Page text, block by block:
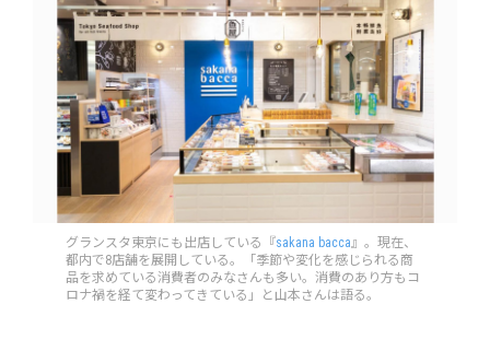
グランスタ東京にも出店している『sakana bacca』。現在、
都内で8店舗を展開している。「季節や変化を感じられる商
品を求めている消費者のみなさんも多い。消費のあり方もコ
ロナ禍を経て変わってきている」と山本さんは語る。